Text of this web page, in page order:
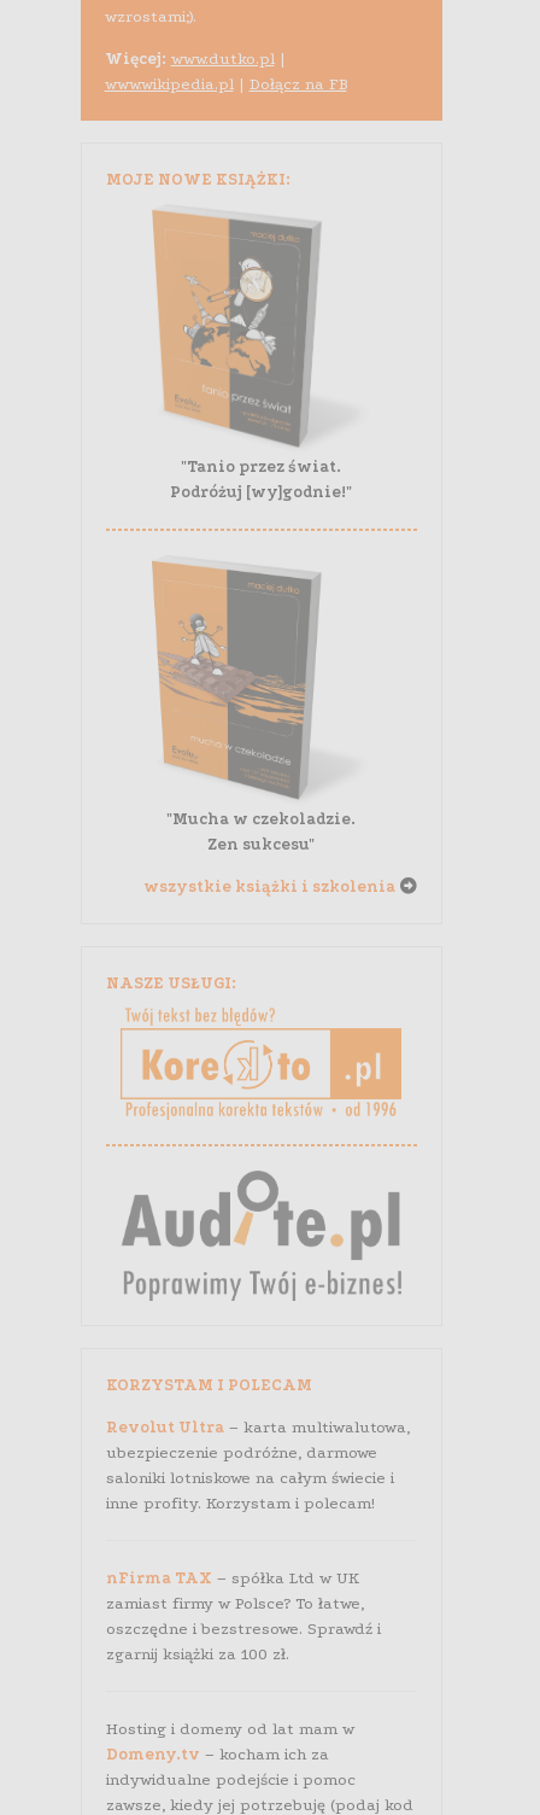
wzrostami;).
Więcej: www.dutko.pl|
www.wikipedia.pl| Dołącz na FB
MOJE NOWE KSIĄŻKI:
"Tanio przez świat.
Podróżuj [wy]godnie!"
"Mucha w czekoladzie.
Zen sukcesu"
wszystkie książki i szkolenia
NASZE USŁUGI:
KORZYSTAM I POLECAM
Revolut Ultra– karta multiwalutowa,
ubezpieczenie podróżne, darmowe
saloniki lotniskowe na całym świecie i
inne profity. Korzystam i polecam!
nFirma TAX – spółka Ltd w UK
zamiast firmy w Polsce? To łatwe,
oszczędne i bezstresowe. Sprawdź i
zgarnij książki za 100 zł.
Hosting i domeny od lat mam w
Domeny.tv – kocham ich za
indywidualne podejście i pomoc
zawsze, kiedy jej potrzebuję (podaj kod